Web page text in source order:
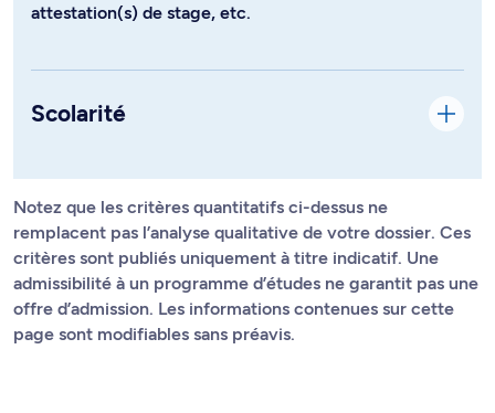
attestation(s) de stage, etc.
Scolarité
Notez que les critères quantitatifs ci-dessus ne
remplacent pas l’analyse qualitative de votre dossier. Ces
critères sont publiés uniquement à titre indicatif. Une
admissibilité à un programme d’études ne garantit pas une
offre d’admission. Les informations contenues sur cette
page sont modifiables sans préavis.